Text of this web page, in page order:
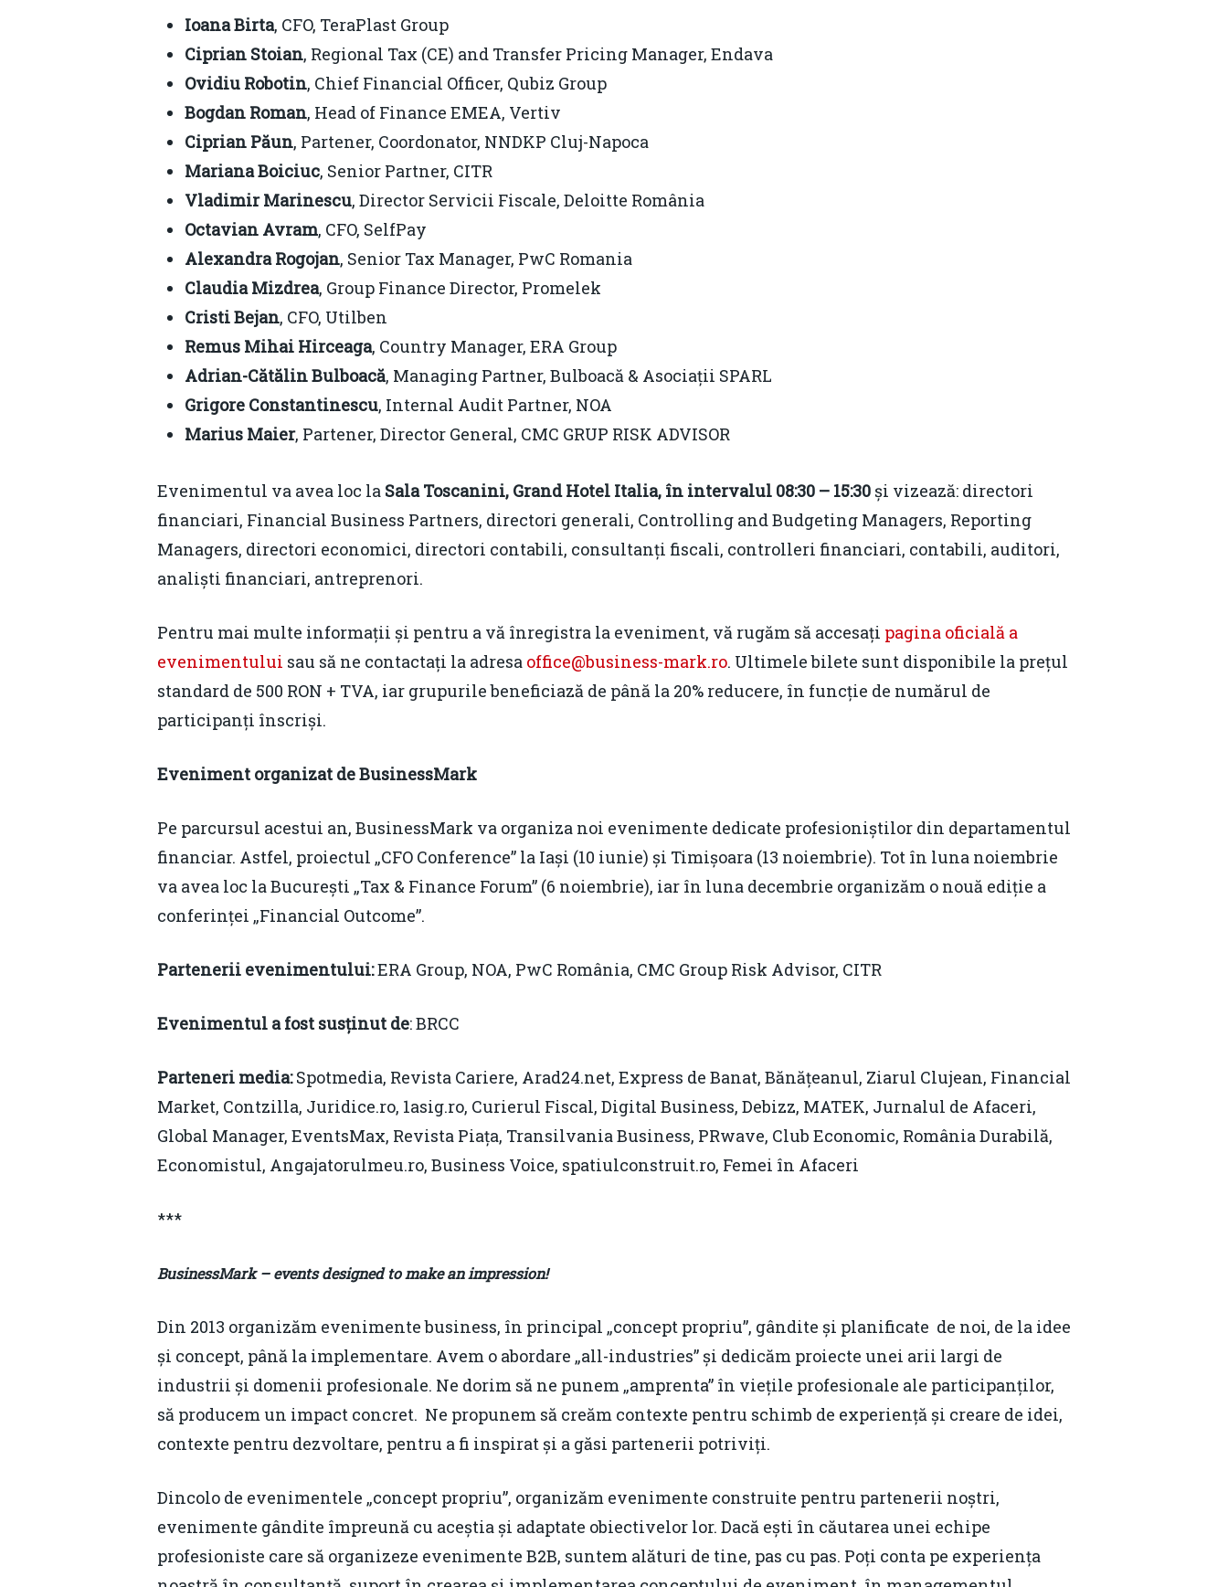
Ioana Birta, CFO, TeraPlast Group
Ciprian Stoian, Regional Tax (CE) and Transfer Pricing Manager, Endava
Ovidiu Robotin, Chief Financial Officer, Qubiz Group
Bogdan Roman, Head of Finance EMEA, Vertiv
Ciprian Păun, Partener, Coordonator, NNDKP Cluj-Napoca
Mariana Boiciuc, Senior Partner, CITR
Vladimir Marinescu, Director Servicii Fiscale, Deloitte România
Octavian Avram, CFO, SelfPay
Alexandra Rogojan, Senior Tax Manager, PwC Romania
Claudia Mizdrea, Group Finance Director, Promelek
Cristi Bejan, CFO, Utilben
Remus Mihai Hirceaga, Country Manager, ERA Group
Adrian-Cătălin Bulboacă, Managing Partner, Bulboacă & Asociații SPARL
Grigore Constantinescu, Internal Audit Partner, NOA
Marius Maier, Partener, Director General, CMC GRUP RISK ADVISOR
Evenimentul va avea loc la Sala Toscanini, Grand Hotel Italia, în intervalul 08:30 – 15:30 și vizează: directori
financiari, Financial Business Partners, directori generali, Controlling and Budgeting Managers, Reporting
Managers, directori economici, directori contabili, consultanți fiscali, controlleri financiari, contabili, auditori,
analiști financiari, antreprenori.
Pentru mai multe informații și pentru a vă înregistra la eveniment, vă rugăm să accesați pagina oficială a
evenimentului sau să ne contactați la adresa office@business-mark.ro. Ultimele bilete sunt disponibile la prețul
standard de 500 RON + TVA, iar grupurile beneficiază de până la 20% reducere, în funcție de numărul de
participanți înscriși.
Eveniment organizat de BusinessMark
Pe parcursul acestui an, BusinessMark va organiza noi evenimente dedicate profesioniștilor din departamentul
financiar. Astfel, proiectul „CFO Conference” la Iași (10 iunie) și Timișoara (13 noiembrie). Tot în luna noiembrie
va avea loc la București „Tax & Finance Forum” (6 noiembrie), iar în luna decembrie organizăm o nouă ediție a
conferinței „Financial Outcome”.
Partenerii evenimentului:ERA Group, NOA, PwC România, CMC Group Risk Advisor, CITR
Evenimentul a fost susținut de: BRCC
Parteneri media:Spotmedia, Revista Cariere, Arad24.net, Express de Banat, Bănățeanul, Ziarul Clujean, Financial
Market, Contzilla, Juridice.ro, 1asig.ro, Curierul Fiscal, Digital Business, Debizz, MATEK, Jurnalul de Afaceri,
Global Manager, EventsMax, Revista Piața, Transilvania Business, PRwave, Club Economic, România Durabilă,
Economistul, Angajatorulmeu.ro, Business Voice, spatiulconstruit.ro, Femei în Afaceri
***
BusinessMark – events designed to make an impression!
Din 2013 organizăm evenimente business, în principal „concept propriu”, gândite și planificate de noi, de la idee
și concept, până la implementare. Avem o abordare „all-industries” și dedicăm proiecte unei arii largi de
industrii și domenii profesionale. Ne dorim să ne punem „amprenta” în viețile profesionale ale participanților,
să producem un impact concret. Ne propunem să creăm contexte pentru schimb de experiență și creare de idei,
contexte pentru dezvoltare, pentru a fi inspirat și a găsi partenerii potriviți.
Dincolo de evenimentele „concept propriu”, organizăm evenimente construite pentru partenerii noștri,
evenimente gândite împreună cu aceștia și adaptate obiectivelor lor. Dacă ești în căutarea unei echipe
profesioniste care să organizeze evenimente B2B, suntem alături de tine, pas cu pas. Poți conta pe experiența